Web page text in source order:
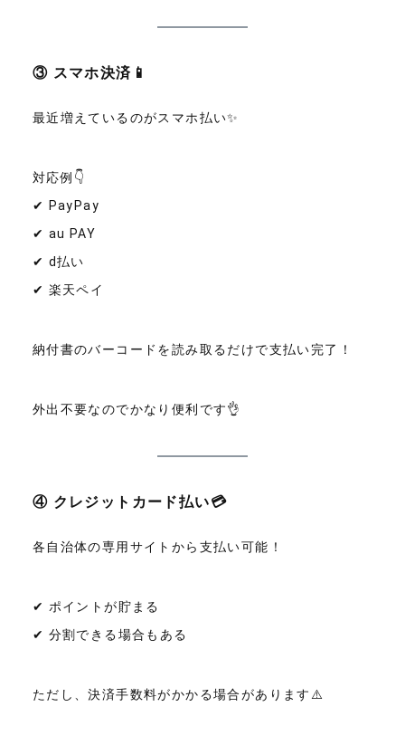
③ スマホ決済📱
最近増えているのがスマホ払い✨
対応例👇
✔ PayPay
✔ au PAY
✔ d払い
✔ 楽天ペイ
納付書のバーコードを読み取るだけで支払い完了！
外出不要なのでかなり便利です👌
④ クレジットカード払い💳
各自治体の専用サイトから支払い可能！
✔ ポイントが貯まる
✔ 分割できる場合もある
ただし、決済手数料がかかる場合があります⚠️